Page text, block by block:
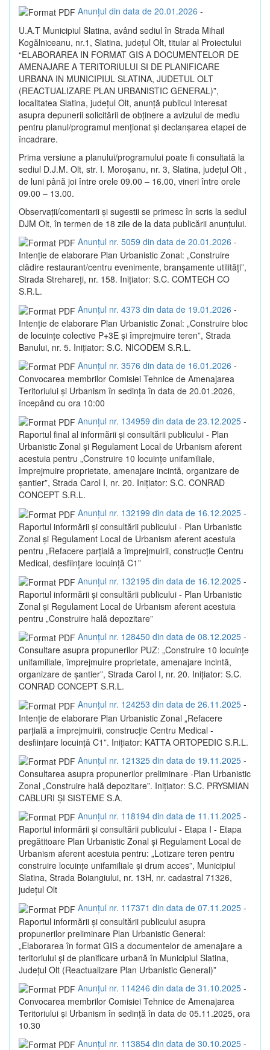
Anunțul din data de 20.01.2026 -
U.A.T Municipiul Slatina, având sediul în Strada Mihail
Kogălniceanu, nr.1, Slatina, județul Olt, titular al Proiectului
“ELABORAREA IN FORMAT GIS A DOCUMENTELOR DE
AMENAJARE A TERITORIULUI SI DE PLANIFICARE
URBANA IN MUNICIPIUL SLATINA, JUDETUL OLT
(REACTUALIZARE PLAN URBANISTIC GENERAL)”,
localitatea Slatina, judeţul Olt, anunţă publicul interesat
asupra depunerii solicitării de obţinere a avizului de mediu
pentru planul/programul menţionat şi declanşarea etapei de
încadrare.
Prima versiune a planului/programului poate fi consultată la
sediul D.J.M. Olt, str. I. Moroşanu, nr. 3, Slatina, judeţul Olt ,
de luni până joi între orele 09.00 – 16.00, vineri între orele
09.00 – 13.00.
Observaţii/comentarii şi sugestii se primesc în scris la sediul
DJM Olt, în termen de 18 zile de la data publicării anunţului.
Anunțul nr. 5059 din data de 20.01.2026 -
Intenție de elaborare Plan Urbanistic Zonal: „Construire
clădire restaurant/centru evenimente, branșamente utilități”,
Strada Strehareți, nr. 158. Inițiator: S.C. COMTECH CO
S.R.L.
Anunțul nr. 4373 din data de 19.01.2026 -
Intenție de elaborare Plan Urbanistic Zonal: „Construire bloc
de locuințe colective P+3E și împrejmuire teren”, Strada
Banului, nr. 5. Inițiator: S.C. NICODEM S.R.L.
Anunțul nr. 3576 din data de 16.01.2026 -
Convocarea membrilor Comisiei Tehnice de Amenajarea
Teritoriului și Urbanism în sedința în data de 20.01.2026,
începând cu ora 10:00
Anunțul nr. 134959 din data de 23.12.2025 -
Raportul final al informării și consultării publicului - Plan
Urbanistic Zonal și Regulament Local de Urbanism aferent
acestuia pentru „Construire 10 locuințe unifamiliale,
împrejmuire proprietate, amenajare incintă, organizare de
șantier”, Strada Carol I, nr. 20. Inițiator: S.C. CONRAD
CONCEPT S.R.L.
Anunțul nr. 132199 din data de 16.12.2025 -
Raportul informării și consultării publicului - Plan Urbanistic
Zonal și Regulament Local de Urbanism aferent acestuia
pentru „Refacere parțială a împrejmuirii, construcție Centru
Medical, desființare locuință C1”
Anunțul nr. 132195 din data de 16.12.2025 -
Raportul informării și consultării publicului - Plan Urbanistic
Zonal și Regulament Local de Urbanism aferent acestuia
pentru „Construire hală depozitare”
Anunțul nr. 128450 din data de 08.12.2025 -
Consultare asupra propunerilor PUZ: „Construire 10 locuințe
unifamiliale, împrejmuire proprietate, amenajare incintă,
organizare de șantier”, Strada Carol I, nr. 20. Inițiator: S.C.
CONRAD CONCEPT S.R.L.
Anunțul nr. 124253 din data de 26.11.2025 -
Intenție de elaborare Plan Urbanistic Zonal „Refacere
parțială a împrejmuirii, construcție Centru Medical -
desființare locuință C1”. Inițiator: KATTA ORTOPEDIC S.R.L.
Anunțul nr. 121325 din data de 19.11.2025 -
Consultarea asupra propunerilor preliminare -Plan Urbanistic
Zonal „Construire hală depozitare”. Inițiator: S.C. PRYSMIAN
CABLURI ȘI SISTEME S.A.
Anunțul nr. 118194 din data de 11.11.2025 -
Raportul informării și consultării publicului - Etapa I - Etapa
pregătitoare Plan Urbanistic Zonal și Regulament Local de
Urbanism aferent acestuia pentru: „Lotizare teren pentru
construire locuințe unifamiliale și drum acces”, Municipiul
Slatina, Strada Boiangiului, nr. 13H, nr. cadastral 71326,
județul Olt
Anunțul nr. 117371 din data de 07.11.2025 -
Raportul informării și consultării publicului asupra
propunerilor preliminare Plan Urbanistic General:
„Elaborarea în format GIS a documentelor de amenajare a
teritoriului și de planificare urbană în Municipiul Slatina,
Județul Olt (Reactualizare Plan Urbanistic General)”
Anunțul nr. 114246 din data de 31.10.2025 -
Convocarea membrilor Comisiei Tehnice de Amenajarea
Teritoriului și Urbanism în sedință în data de 05.11.2025, ora
10.30
Anunțul nr. 113854 din data de 30.10.2025 -